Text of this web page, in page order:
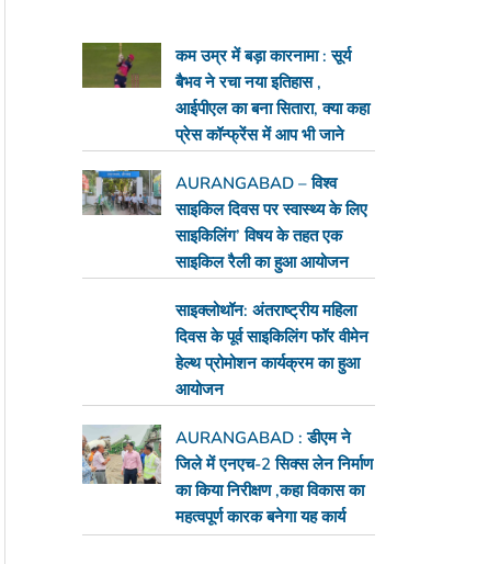
कम उम्र में बड़ा कारनामा : सूर्य
बैभव ने रचा नया इतिहास ,
आईपीएल का बना सितारा, क्या कहा
प्रेस कॉन्फ्रेंस में आप भी जाने
AURANGABAD – विश्व
साइकिल दिवस पर स्वास्थ्य के लिए
साइकिलिंग’ विषय के तहत एक
साइकिल रैली का हुआ आयोजन
साइक्लोथॉन: अंतराष्ट्रीय महिला
दिवस के पूर्व साइकिलिंग फॉर वीमेन
हेल्थ प्रोमोशन कार्यक्रम का हुआ
आयोजन
AURANGABAD : डीएम ने
जिले में एनएच-2 सिक्स लेन निर्माण
का किया निरीक्षण ,कहा विकास का
महत्वपूर्ण कारक बनेगा यह कार्य